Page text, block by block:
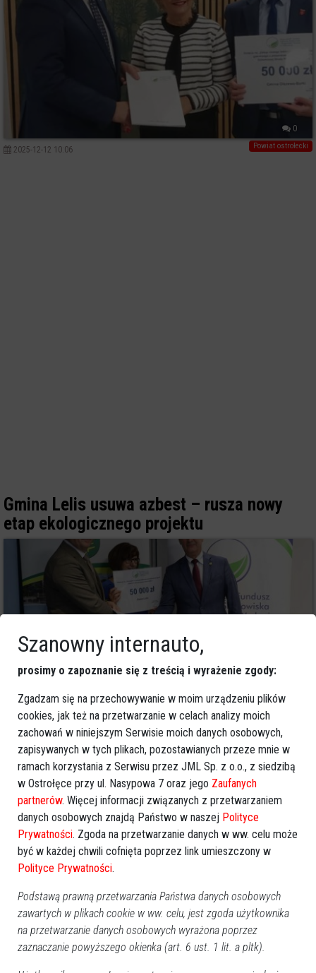
0
Powiat ostrołecki
2025-12-12 10:06
Gmina Lelis usuwa azbest – rusza nowy
etap ekologicznego projektu
Powiat ostrołecki
2025-07-31 17:18
OSP Olszewo-Borki z nowym sprzętem
ratowniczym – będą jeszcze skuteczniejsi!
Szanowny internauto,
prosimy o zapoznanie się z treścią i wyrażenie zgody:
Zgadzam się na przechowywanie w moim urządzeniu plików
cookies, jak też na przetwarzanie w celach analizy moich
zachowań w niniejszym Serwisie moich danych osobowych,
zapisywanych w tych plikach, pozostawianych przeze mnie w
ramach korzystania z Serwisu przez JML Sp. z o.o., z siedzibą
w Ostrołęce przy ul. Nasypowa 7 oraz jego Zaufanych
partnerów. Więcej informacji związanych z przetwarzaniem
danych osobowych znajdą Państwo w naszej Polityce
Prywatności. Zgoda na przetwarzanie danych w ww. celu może
być w każdej chwili cofnięta poprzez link umieszczony w
Polityce Prywatności.
Podstawą prawną przetwarzania Państwa danych osobowych
zawartych w plikach cookie w ww. celu, jest zgoda użytkownika
na przetwarzanie danych osobowych wyrażona poprzez
zaznaczanie powyższego okienka (art. 6 ust. 1 lit. a pltk).